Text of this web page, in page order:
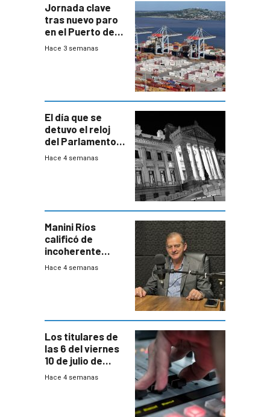
Jornada clave
tras nuevo paro
en el Puerto de
Montevideo
Hace 3 semanas
El día que se
detuvo el reloj
del Parlamento
para negociar
Hace 4 semanas
Manini Ríos
calificó de
incoherente
decisión de
Hace 4 semanas
Los titulares de
las 6 del viernes
10 de julio de
2026
Hace 4 semanas